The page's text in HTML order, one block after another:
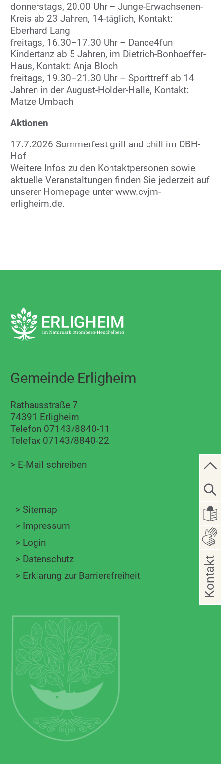
donnerstags, 20.00 Uhr – Junge-Erwachsenen-
Kreis ab 23 Jahren, 14-täglich, Kontakt:
Eberhard Lang
freitags, 16.30–17.30 Uhr – Dance4fun
Kindertanz ab 5 Jahren, im Dietrich-Bonhoeffer-
Haus, Kontakt: Anja Bloch
freitags, 19.30–21.30 Uhr – Sporttreff ab 14
Jahren in der August-Holder-Halle, Kontakt:
Matze Umbach
Aktionen
17.7.2026 Sommerfest grill and chill im DBH-
Hof
Weitere Infos zu den Kontaktpersonen sowie
aktuelle Veranstaltungen finden Sie jederzeit auf
unserer Homepage unter www.cvjm-
erligheim.de.
Gemeinde Erligheim
Rathausstraße 7
74391 Erligheim
Telefon 07143/8840-11
Telefax 07143/8840-22
> E-Mail schreiben
> Sitemap
> Impressum
> Login
> Datenschutz
> Erklärung zur Barrierefreiheit Kontakt